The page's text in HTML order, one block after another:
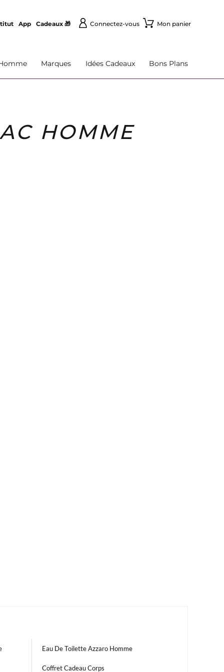
App Cadeaux 🎁 Connectez-vous Mon panier
Marques Idées Cadeaux Bons Plans
HOMME
Eau De Toilette Azzaro Homme
Coffret Cadeau Corps